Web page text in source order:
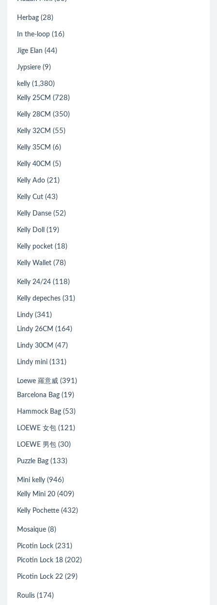
Herbag (28)
In the-loop (16)
Jige Elan (44)
Jypsiere (9)
kelly (1,380)
Kelly 25CM (728)
Kelly 28CM (350)
Kelly 32CM (55)
Kelly 35CM (6)
Kelly 40CM (5)
Kelly Ado (21)
Kelly Cut (43)
Kelly Danse (52)
Kelly Doll (19)
Kelly pocket (18)
Kelly Wallet (78)
Kelly 24/24 (118)
Kelly depeches (31)
Lindy (341)
Lindy 26CM (164)
Lindy 30CM (47)
Lindy mini (131)
Loewe 羅意威 (391)
Barcelona Bag (19)
Hammock Bag (53)
LOEWE 女包 (121)
LOEWE 男包 (30)
Puzzle Bag (133)
Mini kelly (946)
Kelly Mini 20 (409)
Kelly Pochette (432)
Mosaique (8)
Picotin Lock (231)
Picotin Lock 18 (202)
Picotin Lock 22 (29)
Roulis (174)